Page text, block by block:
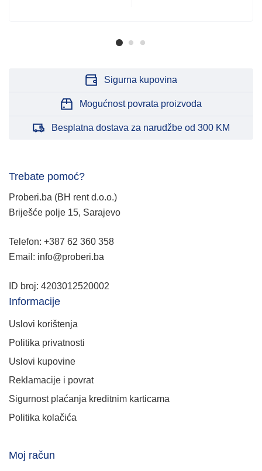
Sigurna kupovina
Mogućnost povrata proizvoda
Besplatna dostava za narudžbe od 300 KM
Trebate pomoć?
Proberi.ba (BH rent d.o.o.)
Briješće polje 15, Sarajevo
Telefon: +387 62 360 358
Email: info@proberi.ba
ID broj: 4203012520002
Informacije
Uslovi korištenja
Politika privatnosti
Uslovi kupovine
Reklamacije i povrat
Sigurnost plaćanja kreditnim karticama
Politika kolačića
Moj račun